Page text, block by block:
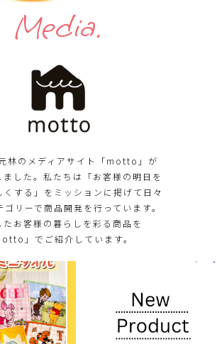
Media.
林のメディアサイト「motto」が
ました。私たちは「お客様の明日を
する」をミッションに掲げて日々
ゴリーで商品開発を行っています。
たお客様の暮らしを彩る商品を
」でご紹介しています。